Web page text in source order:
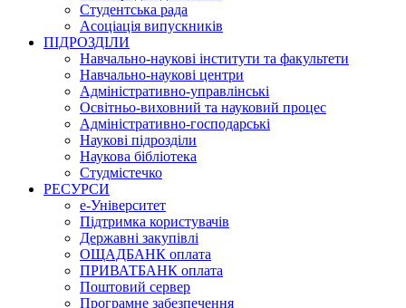
Студентська рада
Асоціація випускників
ПІДРОЗДІЛИ
Навчально-наукові інститути та факультети
Навчально-наукові центри
Адміністративно-управлінські
Освітньо-виховний та науковий процес
Адміністративно-господарські
Наукові підрозділи
Наукова бібліотека
Студмістечко
РЕСУРСИ
е-Університет
Підтримка користувачів
Державні закупівлі
ОЩАДБАНК оплата
ПРИВАТБАНК оплата
Поштовий сервер
Програмне забезпечення